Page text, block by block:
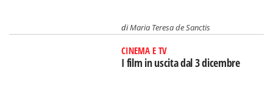
diMaria Teresa de Sanctis
CINEMA E TV
I film in uscita dal 3 dicembre